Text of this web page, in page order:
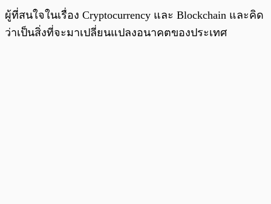
ผู้ที่สนใจในเรื่อง Cryptocurrency และ Blockchain และคิด
ว่าเป็นสิ่งที่จะมาเปลี่ยนแปลงอนาคตของประเทศ